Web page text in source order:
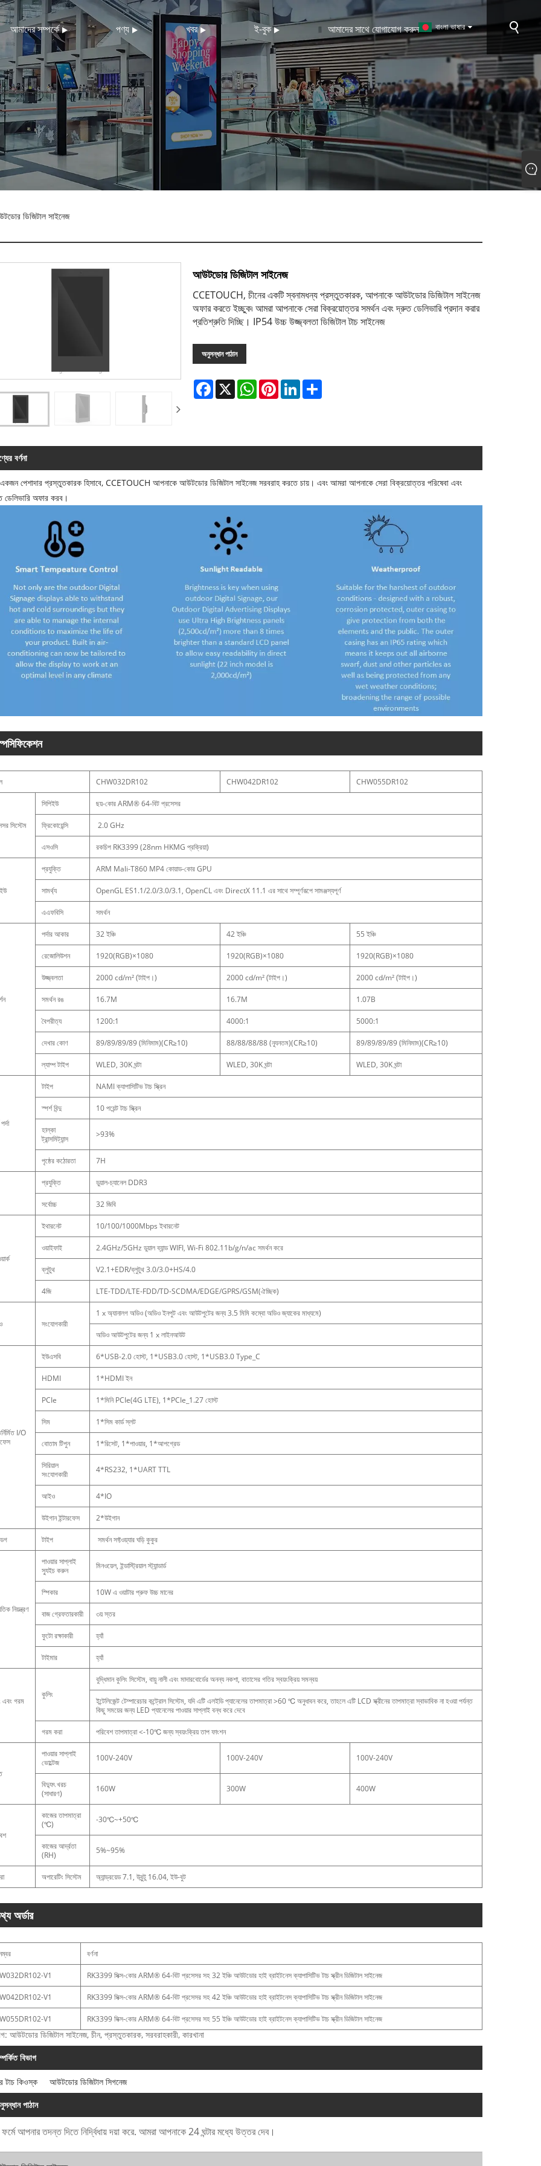
আমাদের সম্পর্কে পণ্য খবর ই-বুক আমাদের সাথে যোগাযোগ করুন বাংলা ভাষার
ডিজিটাল সাইনেজ
আউটডোর ডিজিটাল সাইনেজ
CCETOUCH, চীনের একটি স্বনামধন্য প্রস্তুতকারক, আপনাকে আউটডোর ডিজিটাল সাইনেজ
অফার করতে ইচ্ছুক৷ আমরা আপনাকে সেরা বিক্রয়োত্তর সমর্থন এবং দ্রুত ডেলিভারি প্রদান করার
প্রতিশ্রুতি দিচ্ছি। IP54 উচ্চ উজ্জ্বলতা ডিজিটাল টাচ সাইনেজ
অনুসন্ধান পাঠান
Facebook
X WhatsAppPinterestLinkedInShare
বর্ণনা
একজন পেশাদার প্রস্তুতকারক হিসাবে, CCETOUCH আপনাকে আউটডোর ডিজিটাল সাইনেজ সরবরাহ করতে চায়। এবং আমরা আপনাকে সেরা বিক্রয়োত্তর পরিষেবা এবং
ডেলিভারি অফার করব।
CHW032DR102 CHW042DR102 CHW055DR102
সিস্টেম
সিপিইউ ছয়-কোর ARM® 64-বিট প্রসেসর
ফ্রিকোয়েন্সি 2.0 GHz
এসওসি রকচিপ RK3399 (28nm HKMG প্রক্রিয়া)
প্রযুক্তি ARM Mali-T860 MP4 কোয়াড-কোর GPU
সামর্থ্য OpenGL ES1.1/2.0/3.0/3.1, OpenCL এবং DirectX 11.1 এর সাথে সম্পূর্ণরূপে সামঞ্জস্যপূর্ণ
এএফবিসি সমর্থন
পর্দার আকার 32 ইঞ্চি 42 ইঞ্চি 55 ইঞ্চি
রেজোলিউশন 1920(RGB)×1080 1920(RGB)×1080 1920(RGB)×1080
উজ্জ্বলতা 2000 cd/m² (টাইপ।) 2000 cd/m² (টাইপ।) 2000 cd/m² (টাইপ।)
সমর্থন রঙ 16.7M 16.7M 1.07B
বৈপরীত্য 1200:1 4000:1 5000:1
দেখার কোণ 89/89/89/89 (মিনিমাম)(CR≥10) 88/88/88/88 (ন্যূনতম)(CR≥10) 89/89/89/89 (মিনিমাম)(CR≥10)
ল্যাম্প টাইপ WLED, 30K ঘন্টা WLED, 30K ঘন্টা WLED, 30K ঘন্টা
টাইপ NAMI ক্যাপাসিটিভ টাচ স্ক্রিন
স্পর্শ বিন্দু 10 পয়েন্ট টাচ স্ক্রিন
হাল্কা
ট্রান্সমিট্যান্স
>93%
পৃষ্ঠের কঠোরতা 7H
প্রযুক্তি ডুয়াল-চ্যানেল DDR3
সর্বোচ্চ 32 জিবি
ইথারনেট 10/100/1000Mbps ইথারনেট
ওয়াইফাই 2.4GHz/5GHz ডুয়াল ব্যান্ড WIFI, Wi-Fi 802.11b/g/n/ac সমর্থন করে
ব্লুটুথ V2.1+EDR/ব্লুটুথ 3.0/3.0+HS/4.0
4জি LTE-TDD/LTE-FDD/TD-SCDMA/EDGE/GPRS/GSM(ঐচ্ছিক)
সংযোগকারী
1 x অ্যানালগ অডিও (অডিও ইনপুট এবং আউটপুটের জন্য 3.5 মিমি কম্বো অডিও জ্যাকের মাধ্যমে)
অডিও আউটপুটের জন্য 1 x লাইনআউট
I/O
ইউএসবি 6*USB-2.0 হোস্ট, 1*USB3.0 হোস্ট, 1*USB3.0 Type_C
HDMI 1*HDMI ইন
PCIe 1*মিনি PCIe(4G LTE), 1*PCIe_1.27 হোস্ট
সিম 1*সিম কার্ড স্লট
বোতাম টিপুন 1*রিসেট, 1*পাওয়ার, 1*আপগ্রেড
সিরিয়াল
সংযোগকারী
4*RS232, 1*UART TTL
আইও 4*IO
উইগান ইন্টারফেস 2*উইগান
টাইপ সমর্থন সফ্টওয়্যার ঘড়ি কুকুর
নিয়ন্ত্রণ
পাওয়ার সাপ্লাই
স্যুইচ করুন
মিনওয়েল, ইন্ডাস্ট্রিয়াল স্ট্যান্ডার্ড
স্পিকার 10W এ ওয়াটার প্রুফ উচ্চ মানের
বাজ গ্রেফতারকারী ৩য় স্তর
ফুটো রক্ষাকারী হ্যাঁ
টাইমার হ্যাঁ
এবং গরম
কুলিং
বুদ্ধিমান কুলিং সিস্টেম, বায়ু নালী এবং মাদারবোর্ডের অনন্য নকশা, বাতাসের গতির স্বয়ংক্রিয় সমন্বয়
ইন্টেলিজেন্ট টেম্পারেচার কন্ট্রোল সিস্টেম, যদি এটি এলইডি প্যানেলের তাপমাত্রা >60 ℃ অনুধাবন করে, তাহলে এটি LCD স্ক্রীনের তাপমাত্রা স্বাভাবিক না হওয়া পর্যন্ত
কিছু সময়ের জন্য LED প্যানেলের পাওয়ার সাপ্লাই বন্ধ করে দেবে
গরম করা পরিবেশ তাপমাত্রা <-10℃ জন্য স্বয়ংক্রিয় তাপ ফাংশন
পাওয়ার সাপ্লাই
ভোল্টেজ
100V-240V 100V-240V 100V-240V
বিদ্যুৎ খরচ
(সাধারণ)
160W 300W 400W
কাজের তাপমাত্রা
(℃)
-30℃~+50℃
কাজের আর্দ্রতা
(RH)
5%~95%
অপারেটিং সিস্টেম অ্যান্ড্রয়েড 7.1, উবুন্টু 16.04, ইউ-বুট
অর্ডার
বর্ণনা
V1 RK3399 সিক্স-কোর ARM® 64-বিট প্রসেসর সহ 32 ইঞ্চি আউটডোর হাই ব্রাইটনেস ক্যাপাসিটিভ টাচ স্ক্রীন ডিজিটাল সাইনেজ
V1 RK3399 সিক্স-কোর ARM® 64-বিট প্রসেসর সহ 42 ইঞ্চি আউটডোর হাই ব্রাইটনেস ক্যাপাসিটিভ টাচ স্ক্রীন ডিজিটাল সাইনেজ
V1 RK3399 সিক্স-কোর ARM® 64-বিট প্রসেসর সহ 55 ইঞ্চি আউটডোর হাই ব্রাইটনেস ক্যাপাসিটিভ টাচ স্ক্রীন ডিজিটাল সাইনেজ
আউটডোর ডিজিটাল সাইনেজ, চীন, প্রস্তুতকারক, সরবরাহকারী, কারখানা
বিভাগ
টাচ কিওস্ক আউটডোর ডিজিটাল সিগনেজ
পাঠান
ফর্মে আপনার তদন্ত দিতে নির্দ্বিধায় দয়া করে. আমরা আপনাকে 24 ঘন্টার মধ্যে উত্তর দেব।